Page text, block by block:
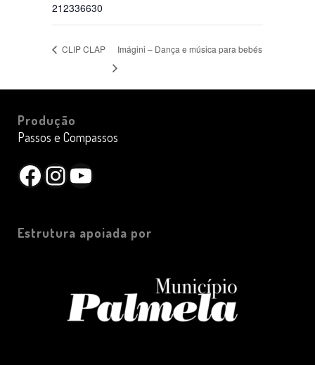
212336630
CLIP CLAP Imágini – Dança e música para bebés
Produção
Passos e Compassos
Facebook
Instagram
YouTube
Estrutura apoiada por